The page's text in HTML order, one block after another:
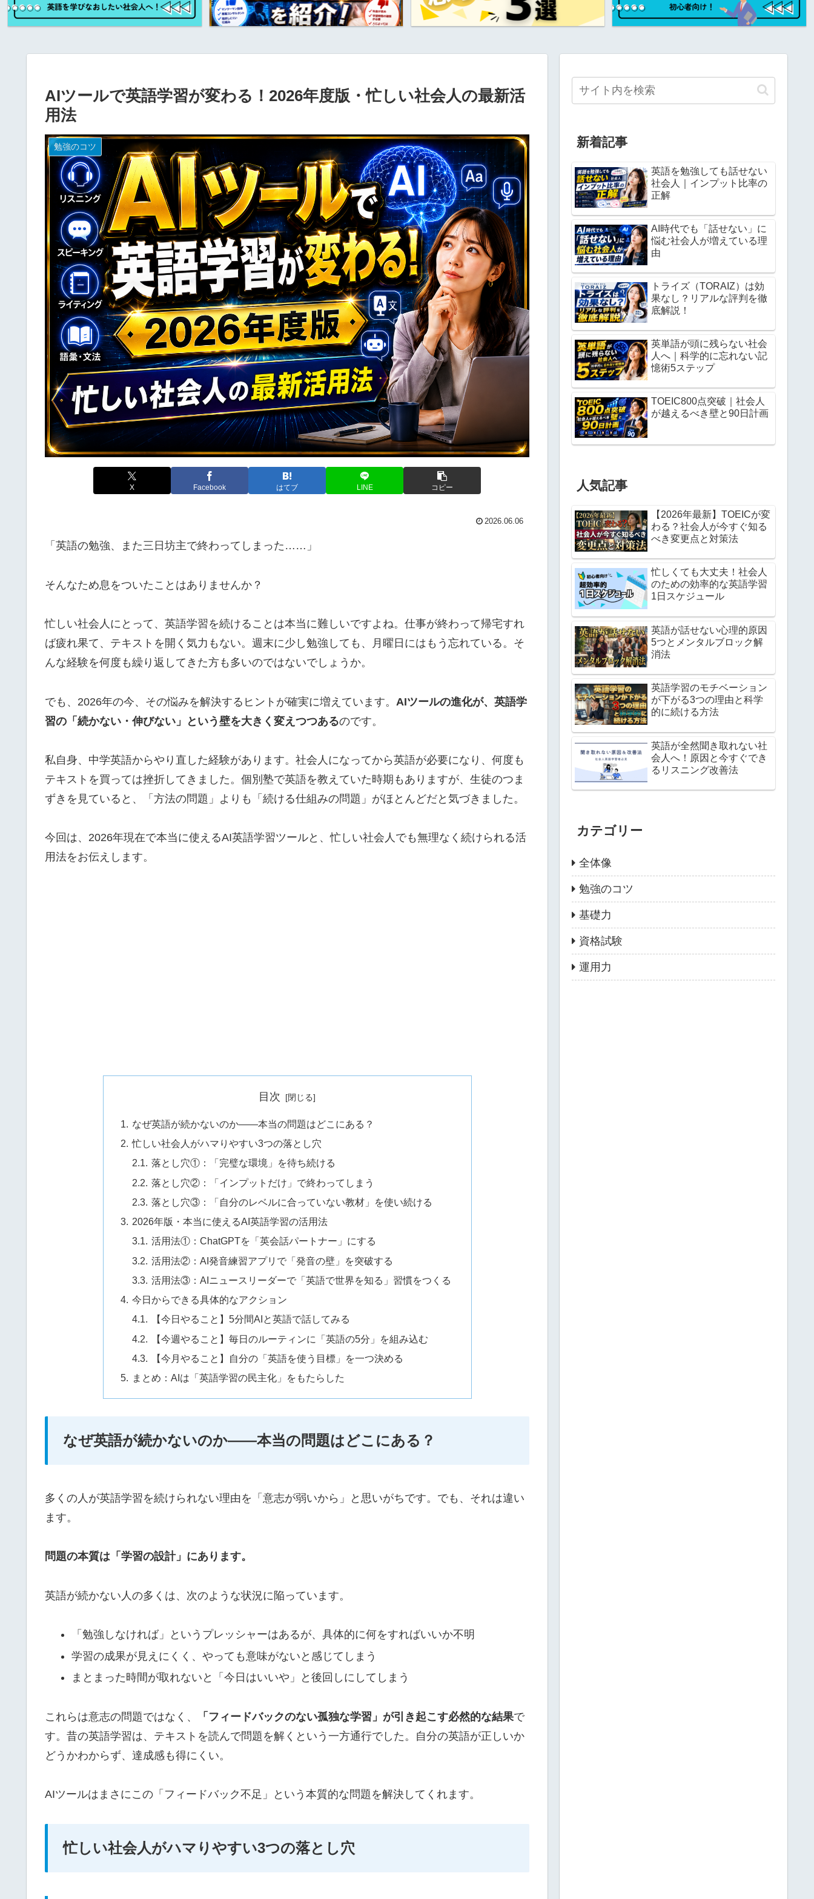
AIツールで英語学習が変わる！2026年度版・忙しい社会人の最新活
用法
勉強のコツ
X Facebook はてブ LINE コピー
2026.06.06
「英語の勉強、また三日坊主で終わってしまった……」
そんなため息をついたことはありませんか？
忙しい社会人にとって、英語学習を続けることは本当に難しいですよね。仕事が終わって帰宅すれ
ば疲れ果て、テキストを開く気力もない。週末に少し勉強しても、月曜日にはもう忘れている。そ
んな経験を何度も繰り返してきた方も多いのではないでしょうか。
でも、2026年の今、その悩みを解決するヒントが確実に増えています。 AIツールの進化が、英語学
習の「続かない・伸びない」という壁を大きく変えつつあるのです。
私自身、中学英語からやり直した経験があります。社会人になってから英語が必要になり、何度も
テキストを買っては挫折してきました。個別塾で英語を教えていた時期もありますが、生徒のつま
ずきを見ていると、「方法の問題」よりも「続ける仕組みの問題」がほとんどだと気づきました。
今回は、2026年現在で本当に使えるAI英語学習ツールと、忙しい社会人でも無理なく続けられる活
用法をお伝えします。
目次
なぜ英語が続かないのか——本当の問題はどこにある？
忙しい社会人がハマりやすい3つの落とし穴
落とし穴①：「完璧な環境」を待ち続ける
落とし穴②：「インプットだけ」で終わってしまう
落とし穴③：「自分のレベルに合っていない教材」を使い続ける
2026年版・本当に使えるAI英語学習の活用法
活用法①：ChatGPTを「英会話パートナー」にする
活用法②：AI発音練習アプリで「発音の壁」を突破する
活用法③：AIニュースリーダーで「英語で世界を知る」習慣をつくる
今日からできる具体的なアクション
【今日やること】5分間AIと英語で話してみる
【今週やること】毎日のルーティンに「英語の5分」を組み込む
【今月やること】自分の「英語を使う目標」を一つ決める
まとめ：AIは「英語学習の民主化」をもたらした
なぜ英語が続かないのか——本当の問題はどこにある？
多くの人が英語学習を続けられない理由を「意志が弱いから」と思いがちです。でも、それは違い
ます。
問題の本質は「学習の設計」にあります。
英語が続かない人の多くは、次のような状況に陥っています。
「勉強しなければ」というプレッシャーはあるが、具体的に何をすればいいか不明
学習の成果が見えにくく、やっても意味がないと感じてしまう
まとまった時間が取れないと「今日はいいや」と後回しにしてしまう
これらは意志の問題ではなく、 「フィードバックのない孤独な学習」が引き起こす必然的な結果で
す。昔の英語学習は、テキストを読んで問題を解くという一方通行でした。自分の英語が正しいか
どうかわからず、達成感も得にくい。
AIツールはまさにこの「フィードバック不足」という本質的な問題を解決してくれます。
忙しい社会人がハマりやすい3つの落とし穴
新着記事
英語を勉強しても話せない
社会人｜インプット比率の
正解
AI時代でも「話せない」に
悩む社会人が増えている理
由
トライズ（TORAIZ）は効
果なし？リアルな評判を徹
底解説！
英単語が頭に残らない社会
人へ｜科学的に忘れない記
憶術5ステップ
TOEIC800点突破｜社会人
が越えるべき壁と90日計画
人気記事
【2026年最新】TOEICが変
わる？社会人が今すぐ知る
べき変更点と対策法
忙しくても大丈夫！社会人
のための効率的な英語学習
1日スケジュール
英語が話せない心理的原因
5つとメンタルブロック解
消法
英語学習のモチベーション
が下がる3つの理由と科学
的に続ける方法
英語が全然聞き取れない社
会人へ！原因と今すぐでき
るリスニング改善法
カテゴリー
全体像
勉強のコツ
基礎力
資格試験
運用力